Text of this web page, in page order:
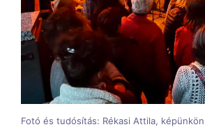
Fotó és tudósítás: Rékasi Attila,